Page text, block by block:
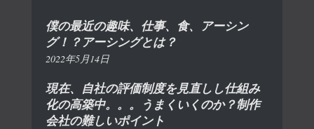
僕の最近の趣味、仕事、食、アーシン
グ！？アーシングとは？
2022年5月14日
現在、自社の評価制度を見直しし仕組み
化の高築中。。。うまくいくのか？制作
会社の難しいポイント